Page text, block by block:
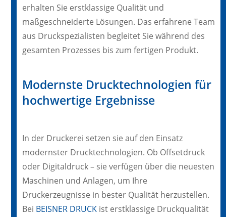
erhalten Sie erstklassige Qualität und
maßgeschneiderte Lösungen. Das erfahrene Team
aus Druckspezialisten begleitet Sie während des
gesamten Prozesses bis zum fertigen Produkt.
Modernste Drucktechnologien für
hochwertige Ergebnisse
In der Druckerei setzen sie auf den Einsatz
modernster Drucktechnologien. Ob Offsetdruck
oder Digitaldruck – sie verfügen über die neuesten
Maschinen und Anlagen, um Ihre
Druckerzeugnisse in bester Qualität herzustellen.
Bei BEISNER DRUCK ist erstklassige Druckqualität